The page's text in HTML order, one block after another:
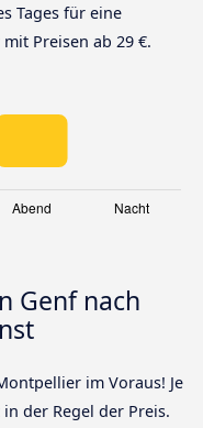
Tages für eine
Preisen ab 29 €.
Genf nach
im Voraus! Je
der Regel der Preis.